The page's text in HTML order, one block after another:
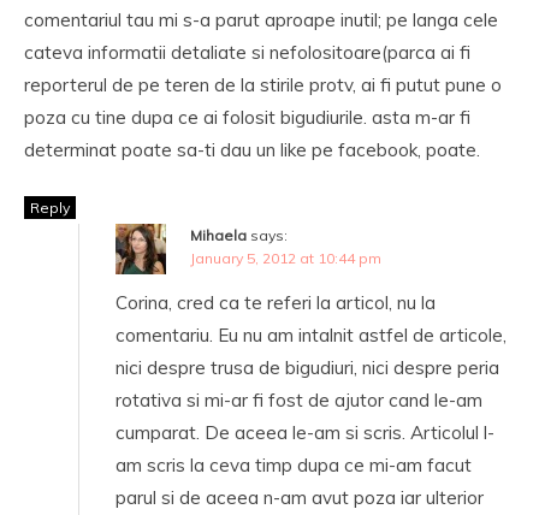
comentariul tau mi s-a parut aproape inutil; pe langa cele
cateva informatii detaliate si nefolositoare(parca ai fi
reporterul de pe teren de la stirile protv, ai fi putut pune o
poza cu tine dupa ce ai folosit bigudiurile. asta m-ar fi
determinat poate sa-ti dau un like pe facebook, poate.
Reply
Mihaela says:
January 5, 2012 at 10:44 pm
Corina, cred ca te referi la articol, nu la
comentariu. Eu nu am intalnit astfel de articole,
nici despre trusa de bigudiuri, nici despre peria
rotativa si mi-ar fi fost de ajutor cand le-am
cumparat. De aceea le-am si scris. Articolul l-
am scris la ceva timp dupa ce mi-am facut
parul si de aceea n-am avut poza iar ulterior